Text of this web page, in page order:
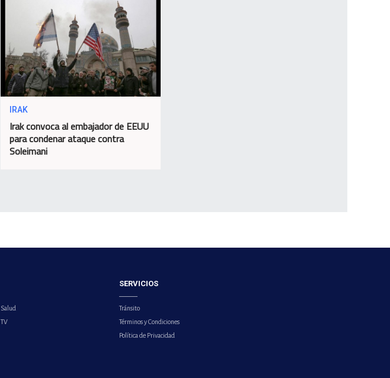
IRAK
Irak convoca al embajador de EEUU
para condenar ataque contra
Soleimani
Salud
TV
SERVICIOS
Tránsito
Términos y Condiciones
Política de Privacidad